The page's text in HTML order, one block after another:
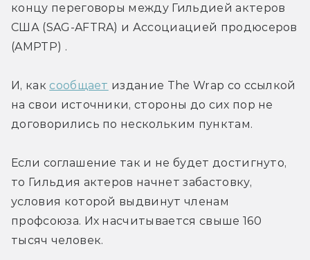
концу переговоры между Гильдией актеров
США (SAG-AFTRA) и Ассоциацией продюсеров
(AMPTP) .
И, как сообщает издание The Wrap со ссылкой
на свои источники, стороны до сих пор не
договорились по нескольким пунктам.
Если соглашение так и не будет достигнуто,
то Гильдия актеров начнет забастовку,
условия которой выдвинут членам
профсоюза. Их насчитывается свыше 160
тысяч человек.